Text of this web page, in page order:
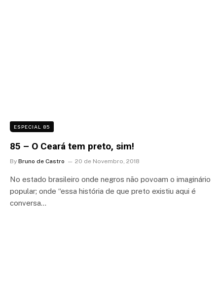
ESPECIAL 85
85 – O Ceará tem preto, sim!
By Bruno de Castro 20 de Novembro, 2018
No estado brasileiro onde negros não povoam o imaginário
popular; onde “essa história de que preto existiu aqui é
conversa…